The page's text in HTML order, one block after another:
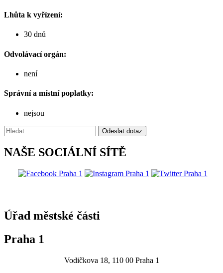
Lhůta k vyřízení:
30 dnů
Odvolávací orgán:
není
Správní a místní poplatky:
nejsou
Vyhledávání:
Odeslat dotaz
NAŠE SOCIÁLNÍ SÍTĚ
Úřad městské části
Praha 1
Vodičkova 18, 110 00 Praha 1